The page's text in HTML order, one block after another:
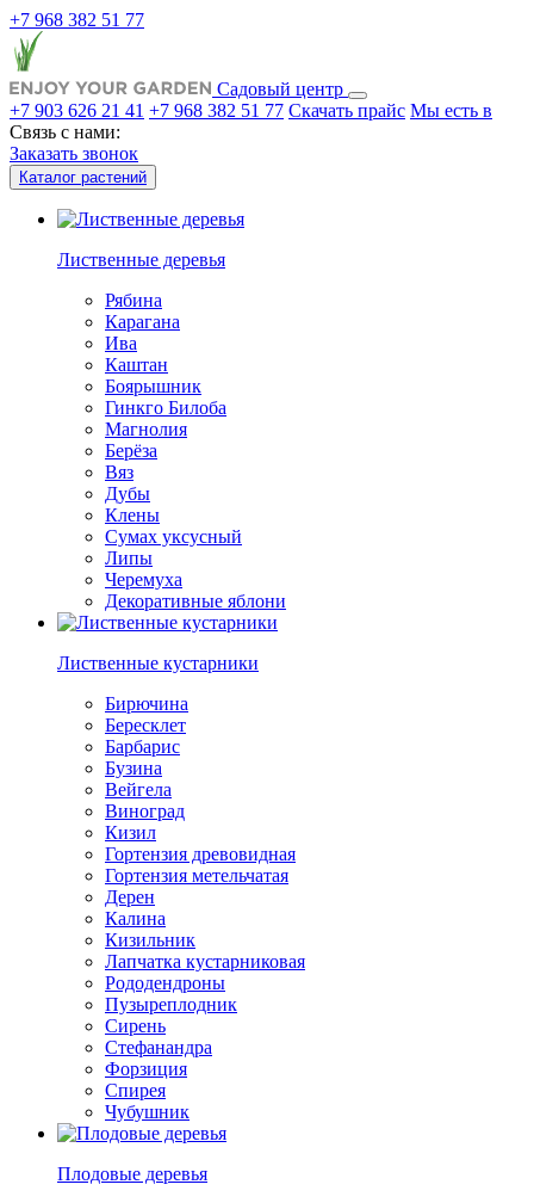
+7 968 382 51 77
Садовый центр
+7 903 626 21 41 +7 968 382 51 77 Скачать прайс Мы есть в
Связь с нами:
Заказать звонок
Каталог растений
Лиственные деревья
Рябина
Карагана
Ива
Каштан
Боярышник
Гинкго Билоба
Магнолия
Берёза
Вяз
Дубы
Клены
Сумах уксусный
Липы
Черемуха
Декоративные яблони
Лиственные кустарники
Бирючина
Бересклет
Барбарис
Бузина
Вейгела
Виноград
Кизил
Гортензия древовидная
Гортензия метельчатая
Дерен
Калина
Кизильник
Лапчатка кустарниковая
Рододендроны
Пузыреплодник
Сирень
Стефанандра
Форзиция
Спирея
Чубушник
Плодовые деревья